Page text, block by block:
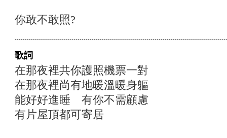
你敢不敢照?
歌詞
在那夜裡共你護照機票一對
在那夜裡尚有地暖溫暖身軀
能好好進睡 有你不需顧慮
有片屋頂都可寄居